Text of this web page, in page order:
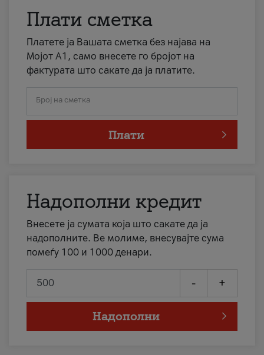
Плати сметка
Платете ја Вашата сметка без најава на
Мојот А1, само внесете го бројот на
фактурата што сакате да ја платите.
Број на сметка
Плати
Надополни кредит
Внесете ја сумата која што сакате да ја
надополните. Ве молиме, внесувајте сума
помеѓу 100 и 1000 денари.
- +
Надополни